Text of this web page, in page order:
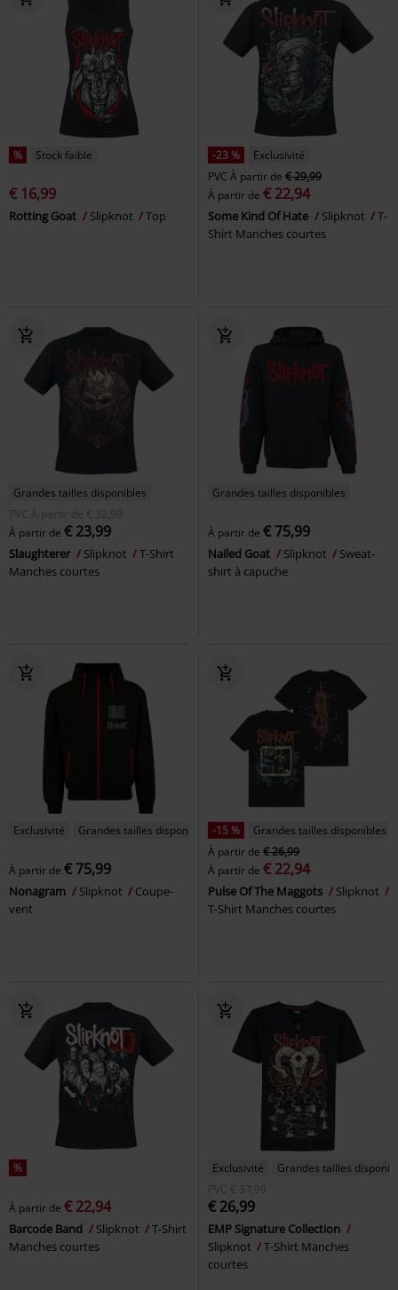
% Stock faible
€ 16,99
Rotting Goat Slipknot Top
-23 %
Exclusivité
PVC À partir de € 29,99
À partir de € 22,94
Some Kind Of Hate Slipknot
T-
Shirt Manches courtes
Grandes tailles disponibles
PVC
À partir de € 32,99
À partir de € 23,99
Slaughterer Slipknot
T-Shirt
Manches courtes
Grandes tailles disponibles
À partir de € 75,99
Nailed Goat Slipknot
Sweat-
shirt à capuche
Exclusivité Grandes tailles disponibles
À partir de € 75,99
Nonagram Slipknot
Coupe-
vent
-15 %
Grandes tailles disponibles
À partir de € 26,99
À partir de € 22,94
Pulse Of The Maggots
Slipknot
T-Shirt Manches courtes
%
À partir de € 22,94
Barcode Band Slipknot
T-Shirt
Manches courtes
Exclusivité
Grandes tailles
PVC € 37,99
€ 26,99
EMP Signature Collection
Slipknot
T-Shirt Manches
courtes